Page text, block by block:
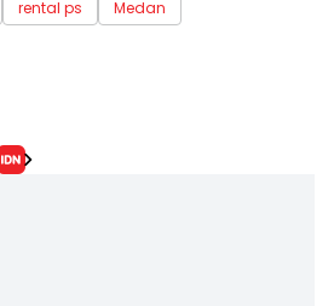
rental ps
Medan